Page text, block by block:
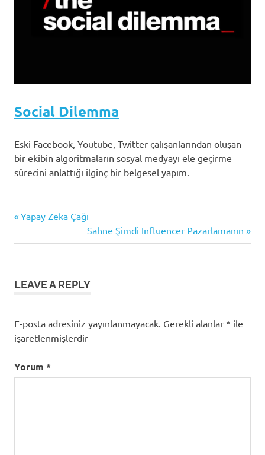
Social Dilemma
Eski Facebook, Youtube, Twitter çalışanlarından oluşan
bir ekibin algoritmaların sosyal medyayı ele geçirme
sürecini anlattığı ilginç bir belgesel yapım.
belgesel
Yazı
gezinmesi
Previous
Yapay Zeka Çağı
Next
Post:
Sahne Şimdi Influencer Pazarlamanın
LEAVE A REPLY
E-posta adresiniz yayınlanmayacak. Gerekli alanlar * ile
işaretlenmişlerdir
Yorum *